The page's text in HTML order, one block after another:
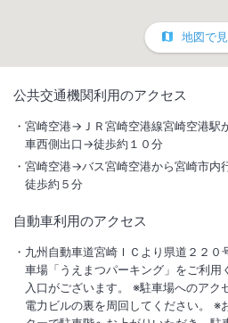
幅広のベッドを採用したシングルルー
ラックスルーム・スイートとあらゆるニ
INチェックイン
14:00/ OUT チェックアウト
11:00
駐車場あり
地図で
公共交通機関利用のアクセス
宮崎空港→ＪＲ宮崎空港線宮崎空港駅
車西側出口→徒歩約１０分
宮崎空港→バス宮崎空港から宮崎市内
徒歩約５分
自動車利用のアクセス
九州自動車道宮崎ＩＣより県道２２０
車場「うえまつパーキング」をご利用
入口がございます。 ※駐車場へのアク
電力ビルの裏を周回してください。 ※